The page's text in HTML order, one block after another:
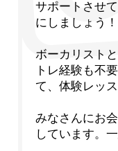
サポートさせ
にしましょう！
ボーカリスト
トレ経験も不
て、体験レッ
みなさんにお
しています。